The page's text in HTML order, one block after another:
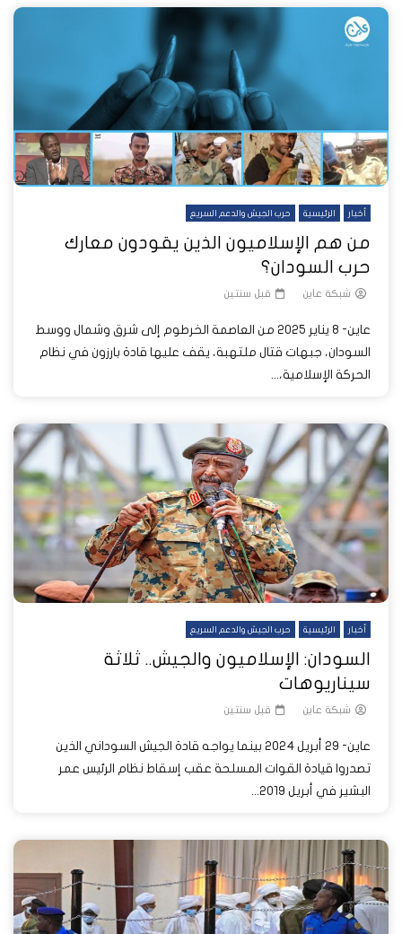
أخبار الرئيسية حرب الجيش والدعم السريع
من هم الإسلاميون الذين يقودون معارك
حرب السودان؟
شبكة عاين قبل سنتين
عاين- 8 يناير 2025 من العاصمة الخرطوم إلى شرق وشمال ووسط
السودان، جبهات قتال ملتهبة، يقف عليها قادة بارزون في نظام
الحركة الإسلامية،...
أخبار الرئيسية حرب الجيش والدعم السريع
السودان: الإسلاميون والجيش.. ثلاثة
سيناريوهات
شبكة عاين قبل سنتين
عاين- 29 أبريل 2024 بينما يواجه قادة الجيش السوداني الذين
تصدروا قيادة القوات المسلحة عقب إسقاط نظام الرئيس عمر
البشير في أبريل 2019...